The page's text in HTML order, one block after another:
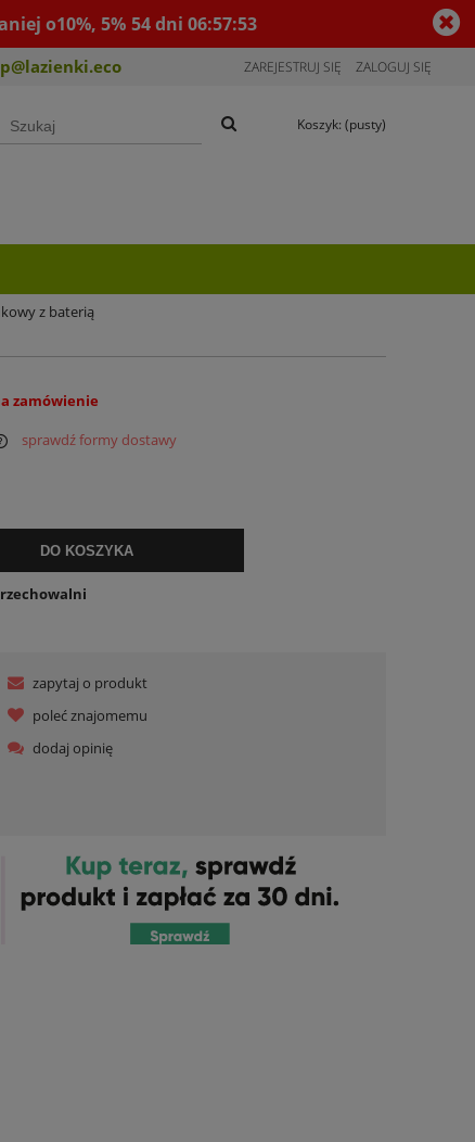
o10%, 5% 54dni06:57:53
ZAREJESTRUJ SIĘ ZALOGUJ SIĘ
Koszyk: (pusty)
z baterią
zamówienie
sprawdź formy dostawy
DO KOSZYKA
zapytaj o produkt
poleć znajomemu
dodaj opinię